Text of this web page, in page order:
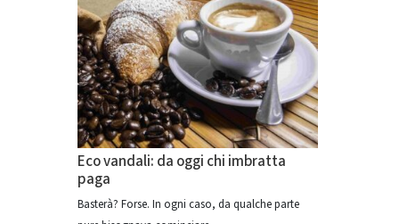
Eco vandali: da oggi chi imbratta
paga
Basterà? Forse. In ogni caso, da qualche parte